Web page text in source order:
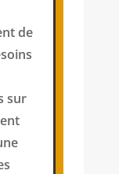
de
sur